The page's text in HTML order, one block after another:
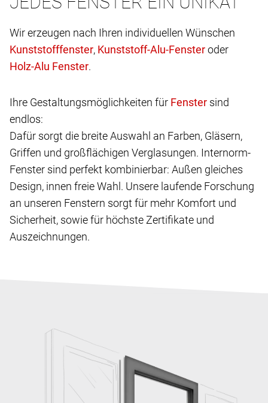
Wir erzeugen nach Ihren individuellen Wünschen
,
oder
.
Ihre Gestaltungsmöglichkeiten für
sind
endlos:
Dafür sorgt die breite Auswahl an Farben, Gläsern,
Griffen und großflächigen Verglasungen. Internorm-
Fenster sind perfekt kombinierbar: Außen gleiches
Design, innen freie Wahl. Unsere laufende Forschung
an unseren Fenstern sorgt für mehr Komfort und
Sicherheit, sowie für höchste Zertifikate und
Auszeichnungen.